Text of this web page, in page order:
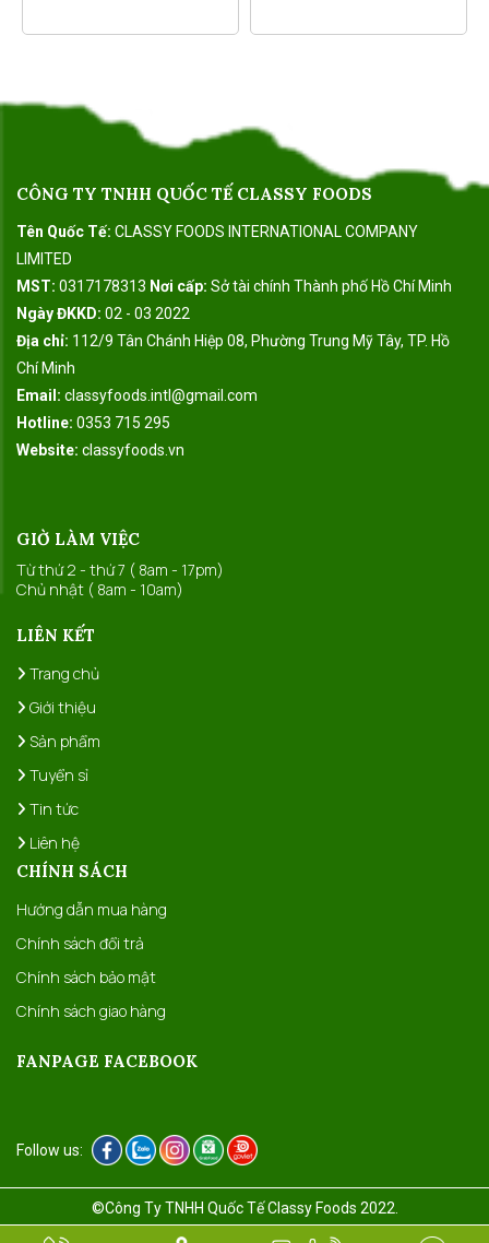
CÔNG TY TNHH QUỐC TẾ CLASSY FOODS
Tên Quốc Tế: CLASSY FOODS INTERNATIONAL COMPANY
LIMITED
MST: 0317178313 Nơi cấp: Sở tài chính Thành phố Hồ Chí Minh
Ngày ĐKKD: 02 - 03 2022
Địa chỉ: 112/9 Tân Chánh Hiệp 08, Phường Trung Mỹ Tây, TP. Hồ
Chí Minh
Email: classyfoods.intl@gmail.com
Hotline: 0353 715 295
Website: classyfoods.vn
GIỜ LÀM VIỆC
Từ thứ 2 - thứ 7 ( 8am - 17pm)
Chủ nhật ( 8am - 10am)
LIÊN KẾT
Trang chủ
Giới thiệu
Sản phẩm
Tuyển sỉ
Tin tức
Liên hệ
CHÍNH SÁCH
Hướng dẫn mua hàng
Chính sách đổi trả
Chính sách bảo mật
Chính sách giao hàng
FANPAGE FACEBOOK
Follow us:
©Công Ty TNHH Quốc Tế Classy Foods 2022.